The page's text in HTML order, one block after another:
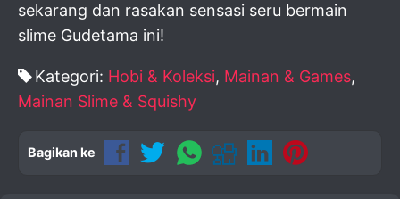
sekarang dan rasakan sensasi seru bermain
slime Gudetama ini!
Kategori: Hobi & Koleksi, Mainan & Games,
Mainan Slime & Squishy
Bagikan ke